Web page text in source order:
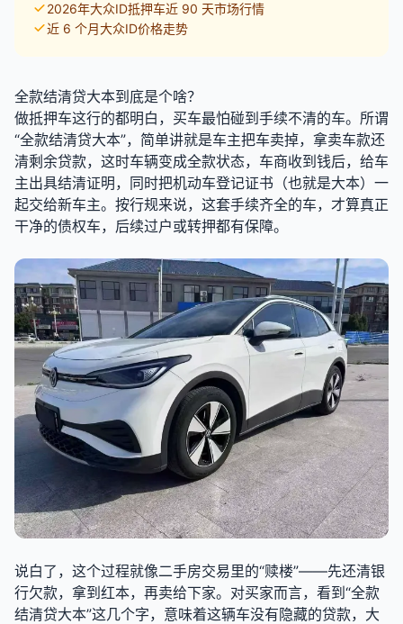
2026年大众ID抵押车近 90 天市场行情
近 6 个月大众ID价格走势
全款结清贷大本到底是个啥？
做抵押车这行的都明白，买车最怕碰到手续不清的车。所谓
“全款结清贷大本”，简单讲就是车主把车卖掉，拿卖车款还
清剩余贷款，这时车辆变成全款状态，车商收到钱后，给车
主出具结清证明，同时把机动车登记证书（也就是大本）一
起交给新车主。按行规来说，这套手续齐全的车，才算真正
干净的债权车，后续过户或转押都有保障。
说白了，这个过程就像二手房交易里的“赎楼”——先还清银
行欠款，拿到红本，再卖给下家。对买家而言，看到“全款
结清贷大本”这几个字，意味着这辆车没有隐藏的贷款，大